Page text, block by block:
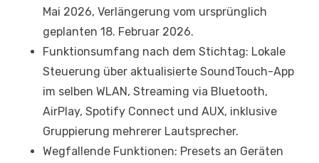
Mai 2026, Verlängerung vom ursprünglich
geplanten 18. Februar 2026.
Funktionsumfang nach dem Stichtag: Lokale
Steuerung über aktualisierte SoundTouch-App
im selben WLAN, Streaming via Bluetooth,
AirPlay, Spotify Connect und AUX, inklusive
Gruppierung mehrerer Lautsprecher.
Wegfallende Funktionen: Presets an Geräten